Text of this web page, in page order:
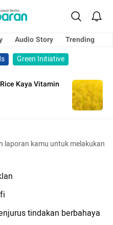
Audio Story
Trending
Green Initiative
Kaya Vitamin
laporan kamu untuk melakukan
tindakan berbahaya